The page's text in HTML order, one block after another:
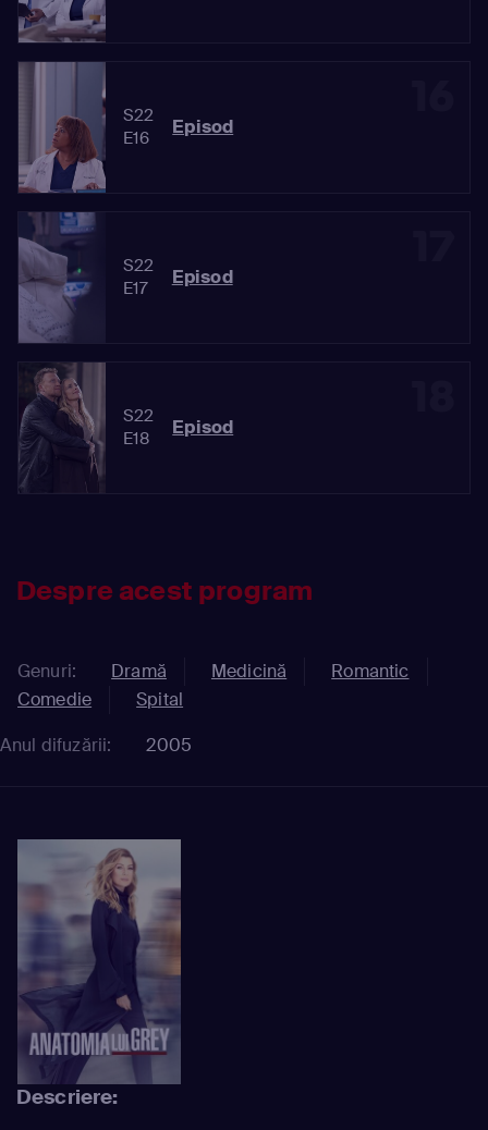
S22
E16
Episod
S22
E17
Episod
S22
E18
Episod
Despre acest program
Genuri: Dramă Medicină
Romantic
Comedie
Spital
Anul difuzării:
2005
Descriere: